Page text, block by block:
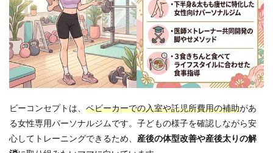
ビーコンセプトは、 ベビーカーでの入室や託児所費用の補助があ
る女性専用パーソナルジムです。子どもの様子を確認しながら安
心してトレーニングできるため、 産後の体型改善や産後太りの解